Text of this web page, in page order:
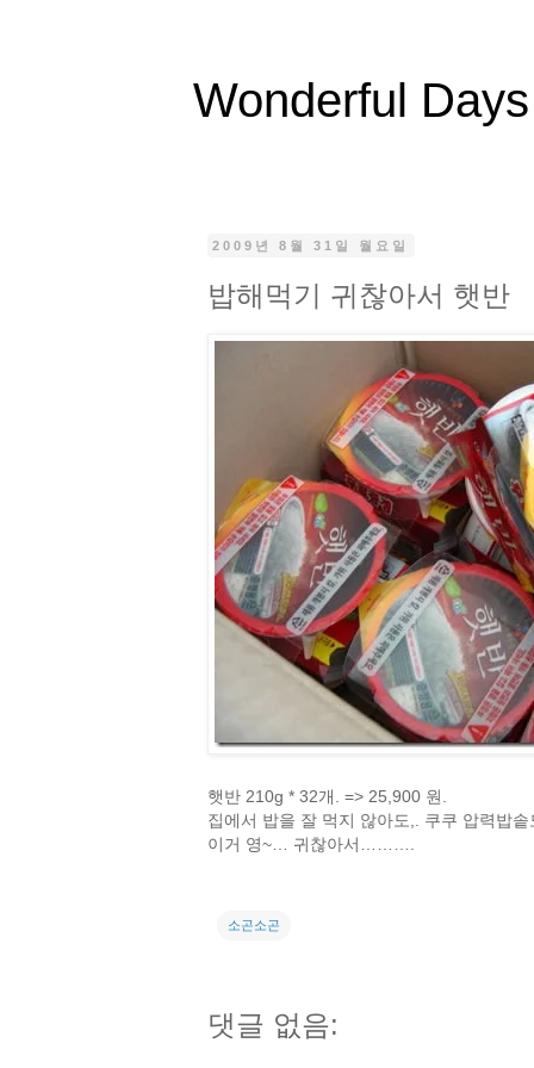
Wonderful Days
2009년 8월 31일 월요일
밥해먹기 귀찮아서 햇반
햇반 210g * 32개. => 25,900 원.
집에서 밥을 잘 먹지 않아도,. 쿠쿠 압력밥솥
이거 영~… 귀찮아서……….
소곤소곤
댓글 없음: